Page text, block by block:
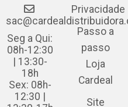
Seg a Qui:
08h-12:30
| 13:30-
18h
Sex: 08h-
12:30 |
Privacidade
Passo a
passo
Loja
Cardeal
Site